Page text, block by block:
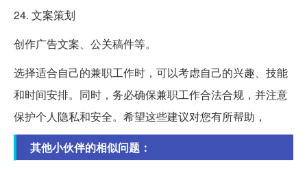
24. 文案策划
创作广告文案、公关稿件等。
选择适合自己的兼职工作时，可以考虑自己的兴趣、技能
和时间安排。同时，务必确保兼职工作合法合规，并注意
保护个人隐私和安全。希望这些建议对您有所帮助，
其他小伙伴的相似问题：